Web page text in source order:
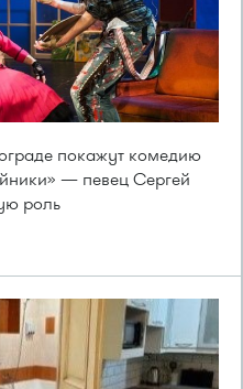
покажут комедию
— певец Сергей
роль